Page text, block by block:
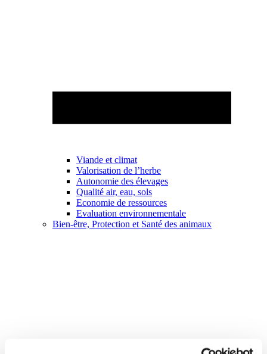
Viande et climat
Valorisation de l’herbe
Autonomie des élevages
Qualité air, eau, sols
Economie de ressources
Evaluation environnementale
Bien-être, Protection et Santé des animaux